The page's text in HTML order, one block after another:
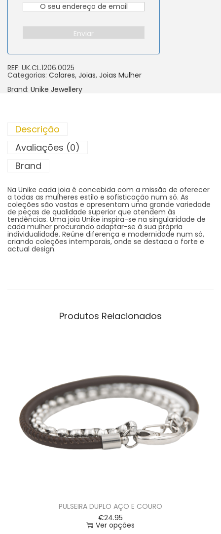
Enviar
REF: UK.CL.1206.0025
Categorias: Colares, Joias, Joias Mulher
Brand: Unike Jewellery
Descrição
Avaliações (0)
Brand
Na Unike cada joia é concebida com a missão de oferecer
a todas as mulheres estilo e sofisticação num só. As
coleções são vastas e apresentam uma grande variedade
de peças de qualidade superior que atendem às
tendências. Uma joia Unike inspira-se na singularidade de
cada mulher procurando adaptar-se à sua própria
individualidade. Reúne diferença e modernidade num só,
criando coleções intemporais, onde se destaca o forte e
actual design.
Produtos Relacionados
PULSEIRA DUPLO AÇO E COURO
€24.95
Ver opções